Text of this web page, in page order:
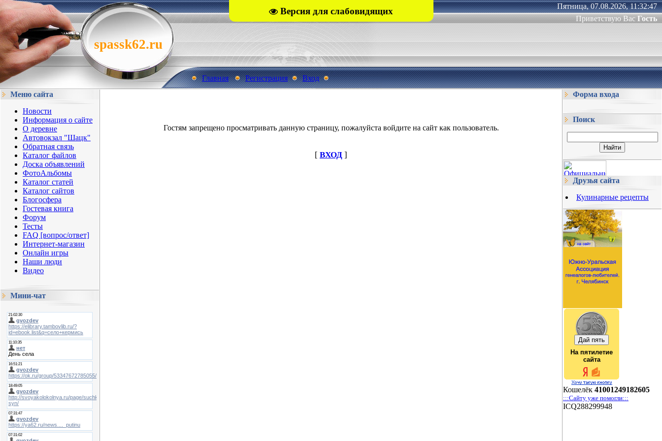
Версия для слабовидящих
spassk62.ru
Пятница, 07.08.2026, 11:32:47
Приветствую Вас Гость
Главная Регистрация
Вход
Меню сайта
Новости
Информация о сайте
О деревне
Автовокзал "Шацк"
Обратная связь
Каталог файлов
Доска объявлений
ФотоАльбомы
Каталог статей
Каталог сайтов
Блогосфера
Гостевая книга
Форум
Тесты
FAQ [вопрос/ответ]
Интернет-магазин
Онлайн игры
Наши люди
Видео
Мини-чат
Гостям запрещено просматривать данную страницу, пожалуйста войдите на сайт как пользователь.
[ ВХОД ]
Форма входа
Поиск
Друзья сайта
Кулинарные рецепты
На пятилетие
сайта
Кошелёк 41001249182605
:::Сайту уже помогли:::
ICQ288299948